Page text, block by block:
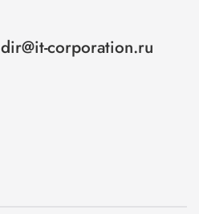
dir@it-corporation.ru